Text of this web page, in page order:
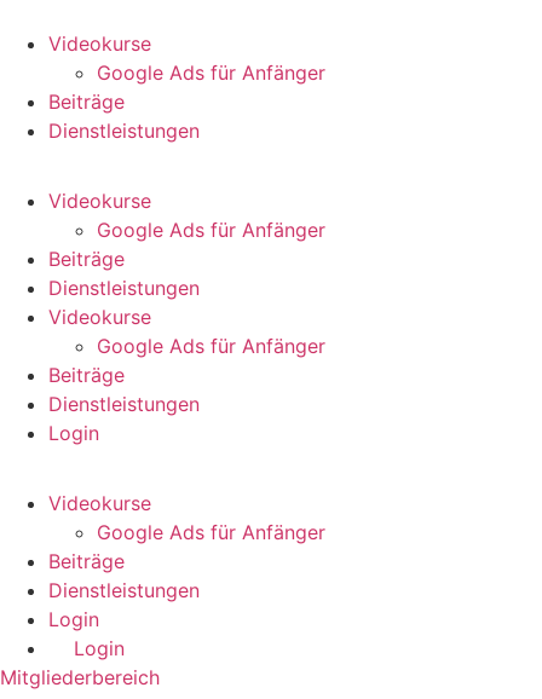
Inhalt
wechseln
Videokurse
Google Ads für Anfänger
Beiträge
Dienstleistungen
Videokurse
Google Ads für Anfänger
Beiträge
Dienstleistungen
Videokurse
Google Ads für Anfänger
Beiträge
Dienstleistungen
Login
Videokurse
Google Ads für Anfänger
Beiträge
Dienstleistungen
Login
Login
Mitgliederbereich